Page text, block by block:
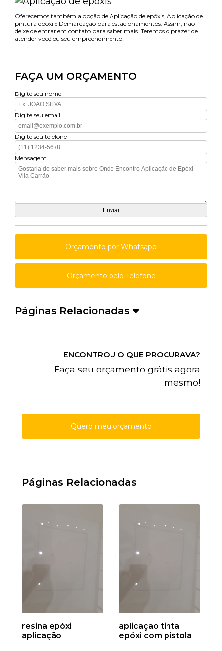
Oferecemos também a opção de Aplicação de epóxis, Aplicação de
pintura epóxi e Demarcação para estacionamentos. Assim, não
deixe de entrar em contato para saber mais. Teremos o prazer de
atender você ou seu empreendimento!
FAÇA UM ORÇAMENTO
Digite seu nome
Digite seu email
Digite seu telefone
Mensagem
Orçamento por Whatsapp
Orçamento pelo Telefone
Páginas Relacionadas
ENCONTROU O QUE PROCURAVA?
Faça seu orçamento grátis agora
mesmo!
Quero meu orçamento
Páginas Relacionadas
resina epóxi
aplicação
aplicação tinta
epóxi com pistola